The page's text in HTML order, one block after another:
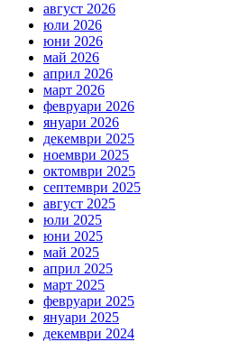
август 2026
юли 2026
юни 2026
май 2026
април 2026
март 2026
февруари 2026
януари 2026
декември 2025
ноември 2025
октомври 2025
септември 2025
август 2025
юли 2025
юни 2025
май 2025
април 2025
март 2025
февруари 2025
януари 2025
декември 2024